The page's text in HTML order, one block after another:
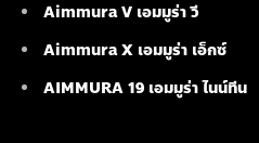
Aimmura V เอมมูร่า วี
Aimmura X เอมมูร่า เอ็กซ์
AIMMURA 19 เอมมูร่า ไนน์ทีน